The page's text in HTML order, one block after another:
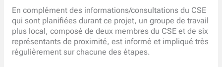
En complément des informations/consultations du CSE
qui sont planifiées durant ce projet, un groupe de travail
plus local, composé de deux membres du CSE et de six
représentants de proximité, est informé et impliqué très
régulièrement sur chacune des étapes.